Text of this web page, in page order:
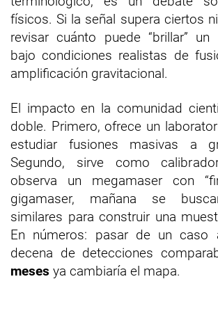
físicos. Si la señal supera ciertos
revisar cuánto puede “brillar” un
bajo condiciones realistas de
amplificación gravitacional.
El impacto en la comunidad
doble. Primero, ofrece un
estudiar fusiones masivas a
Segundo, sirve como
observa un megamaser con
gigamaser, mañana se
similares para construir una
En números: pasar de un caso
decena de detecciones
meses ya cambiaría el mapa.